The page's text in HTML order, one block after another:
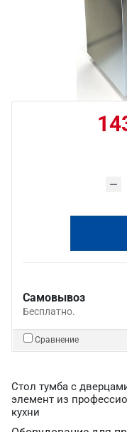
Самовывоз
Бесплатно.
Сравнение
Стол тумба с
элемент из
кухни